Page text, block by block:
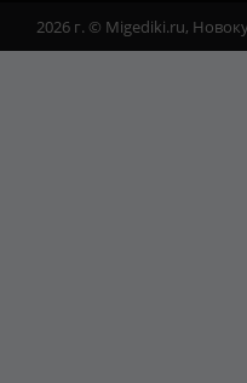
2026 г. © Migediki.ru,